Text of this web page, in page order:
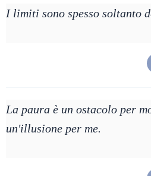
I limiti sono spesso soltanto
La paura è un ostacolo per
un'illusione per me.